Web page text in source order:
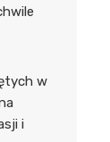
w
i